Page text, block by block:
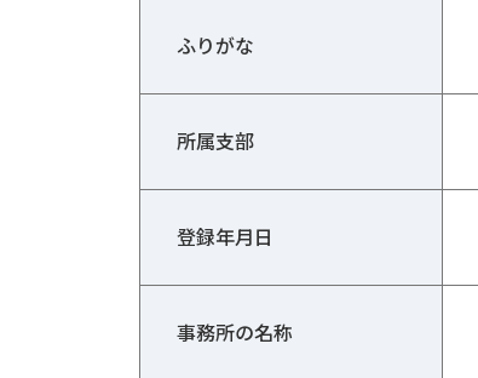
ふりがな
所属支部
登録年月日
事務所の名称